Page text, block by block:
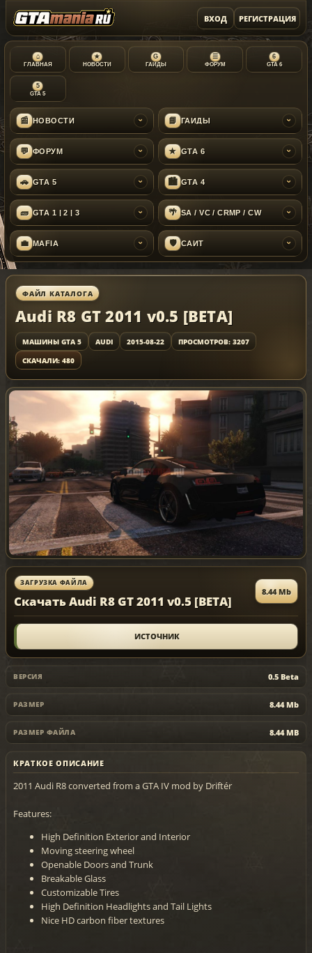
ВХОД РЕГИСТРАЦИЯ
⌂
ГЛАВНАЯ
★
НОВОСТИ
G
ГАЙДЫ
☰
ФОРУМ
6
GTA 6
5
GTA 5
📰 НОВОСТИ › 📘 ГАЙДЫ ›
💬 ФОРУМ › ★ GTA 6 ›
🚗 GTA 5 › 🏙 GTA 4 ›
🧱 GTA 1 | 2 | 3 › 🌴 SA / VC / CRMP / CW ›
💼 MAFIA › 🛡 САЙТ ›
ФАЙЛ КАТАЛОГА
Audi R8 GT 2011 v0.5 [BETA]
МАШИНЫ GTA 5 AUDI 2015-08-22
ПРОСМОТРОВ: 3207
СКАЧАЛИ: 480
ЗАГРУЗКА ФАЙЛА
Скачать Audi R8 GT 2011 v0.5 [BETA]
8.44 Mb
ИСТОЧНИК
ВЕРСИЯ 0.5 Beta
РАЗМЕР 8.44 Mb
РАЗМЕР ФАЙЛА 8.44 MB
КРАТКОЕ ОПИСАНИЕ
2011 Audi R8 converted from a GTA IV mod by Driftér
Features:
High Definition Exterior and Interior
Moving steering wheel
Openable Doors and Trunk
Breakable Glass
Customizable Tires
High Definition Headlights and Tail Lights
Nice HD carbon fiber textures